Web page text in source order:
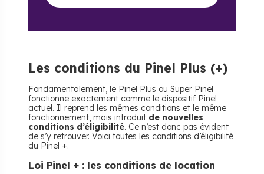
Les conditions du Pinel Plus (+)
Fondamentalement, le Pinel Plus ou Super Pinel
fonctionne exactement comme le dispositif Pinel
actuel. Il reprend les mêmes conditions et le même
fonctionnement, mais introduit de nouvelles
conditions d’éligibilité. Ce n’est donc pas évident
de s’y retrouver. Voici toutes les conditions d’éligibilité
du Pinel +.
Loi Pinel + : les conditions de location